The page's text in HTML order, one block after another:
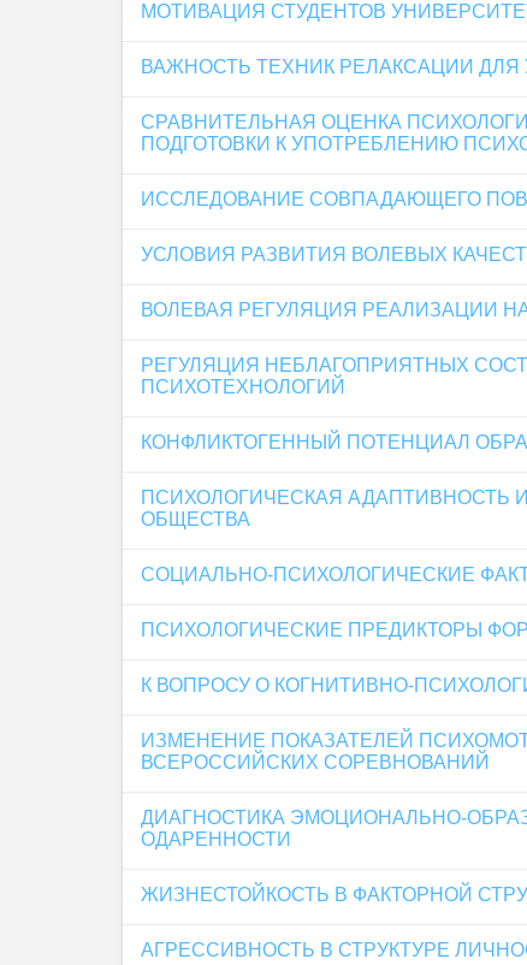
МОТИВАЦИЯ СТУДЕНТОВ
ВАЖНОСТЬ ТЕХНИК РЕЛАКСАЦИИ
СРАВНИТЕЛЬНАЯ ОЦЕНКА
ПОДГОТОВКИ К УПОТРЕБЛЕНИЮ
ИССЛЕДОВАНИЕ СОВПАДАЮЩЕГО
УСЛОВИЯ РАЗВИТИЯ ВОЛЕВЫХ
ВОЛЕВАЯ РЕГУЛЯЦИЯ РЕАЛИЗАЦИИ
РЕГУЛЯЦИЯ НЕБЛАГОПРИЯТНЫХ
ПСИХОТЕХНОЛОГИЙ
КОНФЛИКТОГЕННЫЙ ПОТЕНЦИАЛ
ПСИХОЛОГИЧЕСКАЯ АДАПТИВНОСТЬ
ОБЩЕСТВА
СОЦИАЛЬНО-ПСИХОЛОГИЧЕСКИЕ
ПСИХОЛОГИЧЕСКИЕ ПРЕДИКТОРЫ
К ВОПРОСУ О КОГНИТИВНО-
ИЗМЕНЕНИЕ ПОКАЗАТЕЛЕЙ
ВСЕРОССИЙСКИХ СОРЕВНОВАНИЙ
ДИАГНОСТИКА ЭМОЦИОНАЛЬНО-
ОДАРЕННОСТИ
ЖИЗНЕСТОЙКОСТЬ В ФАКТОРНОЙ
АГРЕССИВНОСТЬ В СТРУКТУРЕ